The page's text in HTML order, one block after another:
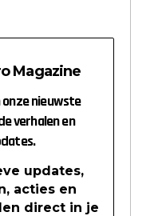
Magazine
nieuwste
verhalen en
updates,
acties en
direct in je